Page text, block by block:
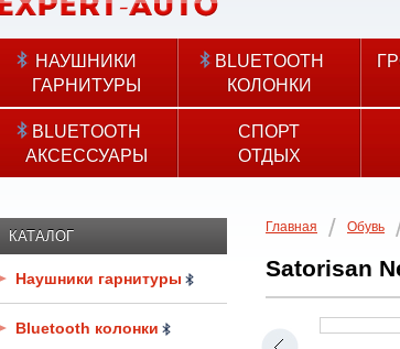
НАУШНИКИ
ГАРНИТУРЫ
BLUETOOTH
КОЛОНКИ
BLUETOOTH
АКСЕССУАРЫ
СПОРТ
ОТДЫХ
КАТАЛОГ
Наушники гарнитуры
Bluetooth колонки
Главная Обувь
Satorisan